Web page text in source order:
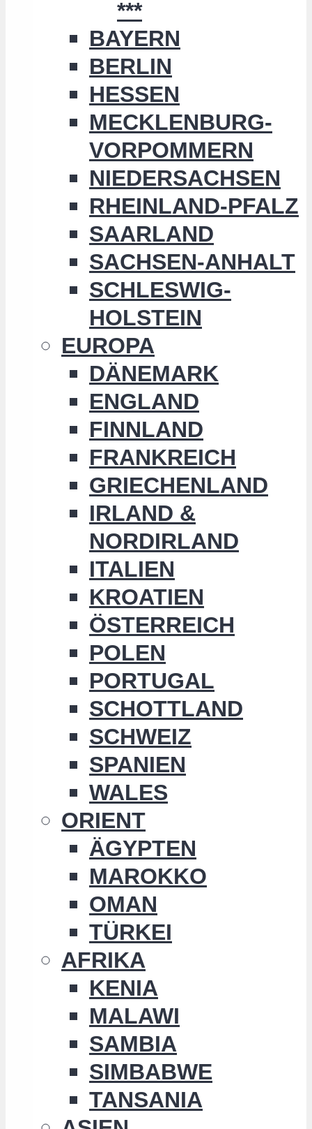
***
BAYERN
BERLIN
HESSEN
MECKLENBURG-
VORPOMMERN
NIEDERSACHSEN
RHEINLAND-PFALZ
SAARLAND
SACHSEN-ANHALT
SCHLESWIG-
HOLSTEIN
EUROPA
DÄNEMARK
ENGLAND
FINNLAND
FRANKREICH
GRIECHENLAND
IRLAND &
NORDIRLAND
ITALIEN
KROATIEN
ÖSTERREICH
POLEN
PORTUGAL
SCHOTTLAND
SCHWEIZ
SPANIEN
WALES
ORIENT
ÄGYPTEN
MAROKKO
OMAN
TÜRKEI
AFRIKA
KENIA
MALAWI
SAMBIA
SIMBABWE
TANSANIA